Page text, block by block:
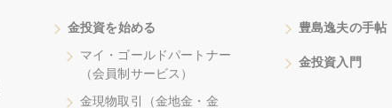
金投資を始める
マイ・ゴールドパートナー
（会員制サービス）
金現物取引（金地金・金
豊島逸夫の手帖
金投資入門